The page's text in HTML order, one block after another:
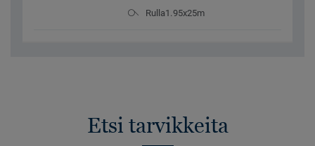
Rulla1.95x25m
Etsi tarvikkeita